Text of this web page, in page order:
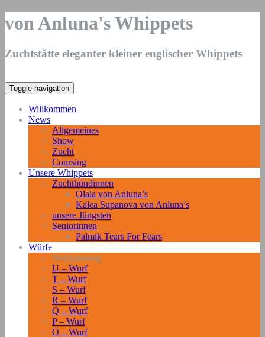
von Anluna's Whippets
Zuchtstätte eleganter kleiner englischer Whippets
Toggle navigation
Willkommen
News
Allgemeines
Show
Zucht
Coursing
Unsere Whippets
Zuchthündinnen
Olala von Anluna’s
Kalea Supanova von Anluna’s
unsere Jüngsten
Seniorinnen
Palmik Tears For Fears
Würfe
Wurfplanung
U – Wurf
T – Wurf
S – Wurf
R – Wurf
Q – Wurf
P – Wurf
O – Wurf